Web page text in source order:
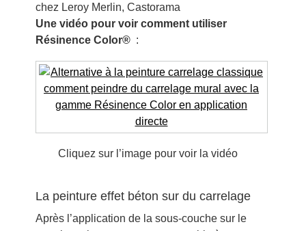
chez Leroy Merlin, Castorama
Une vidéo pour voir comment utiliser
Résinence Color® :
Cliquez sur l’image pour voir la vidéo
La peinture effet béton sur du carrelage
Après l’application de la sous-couche sur le